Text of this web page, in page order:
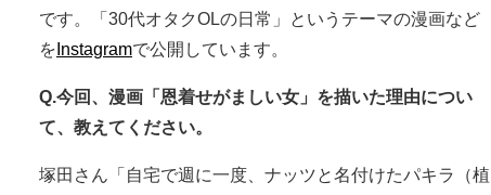
です。「30代オタクOLの日常」というテーマの漫画など
を Instagramで公開しています。
Q.今回、漫画「恩着せがましい女」を描いた理由につい
て、教えてください。
塚田さん「自宅で週に一度、ナッツと名付けたパキラ（植